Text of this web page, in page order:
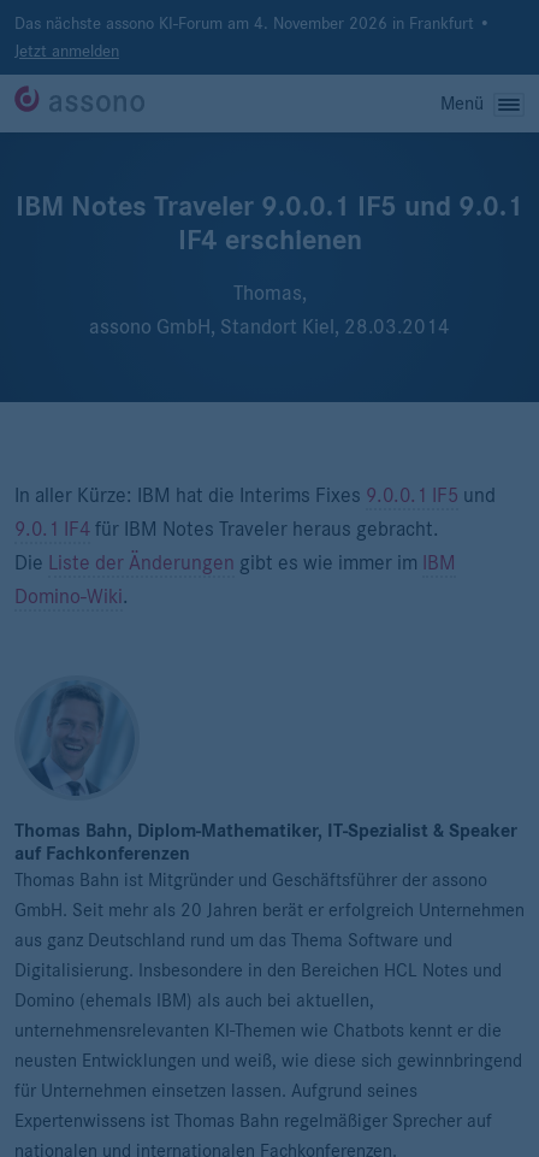
Das nächste assono KI-Forum am 4. November 2026 in Frankfurt •
Jetzt anmelden
Menü
IBM Notes Traveler 9.0.0.1 IF5 und 9.0.1
IF4 erschienen
Thomas,
assono GmbH, Standort Kiel, 28.03.2014
In aller Kürze: IBM hat die Interims Fixes 9.0.0.1 IF5 und
9.0.1 IF4 für IBM Notes Traveler heraus gebracht.
Die
Liste der Änderungen gibt es wie immer im
IBM
Domino-Wiki.
Thomas Bahn, Diplom-Mathematiker, IT-Spezialist & Speaker
auf Fachkonferenzen
Thomas Bahn ist Mitgründer und Geschäftsführer der assono
GmbH. Seit mehr als 20 Jahren berät er erfolgreich Unternehmen
aus ganz Deutschland rund um das Thema Software und
Digitalisierung. Insbesondere in den Bereichen HCL Notes und
Domino (ehemals IBM) als auch bei aktuellen,
unternehmensrelevanten KI-Themen wie Chatbots kennt er die
neusten Entwicklungen und weiß, wie diese sich gewinnbringend
für Unternehmen einsetzen lassen. Aufgrund seines
Expertenwissens ist Thomas Bahn regelmäßiger Sprecher auf
nationalen und internationalen Fachkonferenzen.